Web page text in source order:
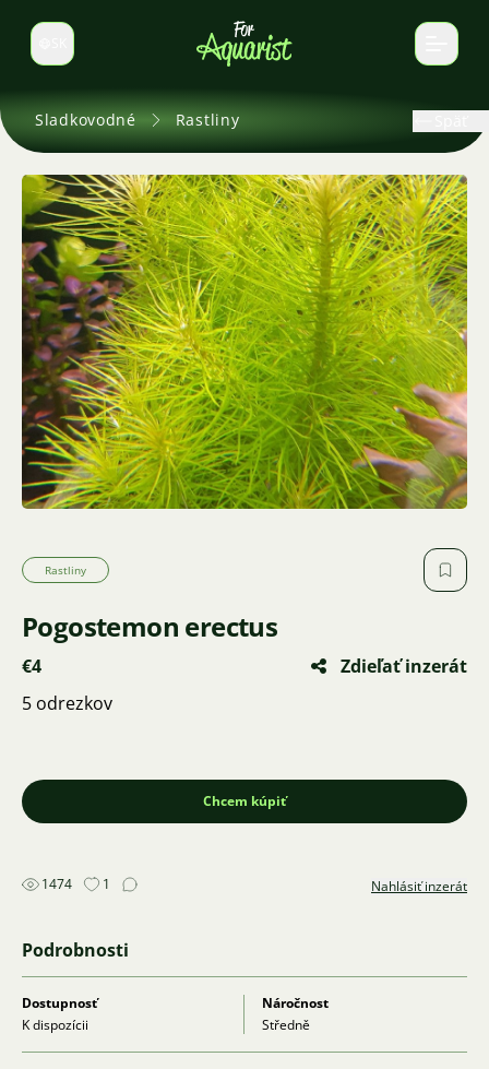
Prepnúť jazyk
Sladkovodné Rastliny
Rastliny
Pogostemon erectus
€4
Zdieľať inzerát
5 odrezkov
Chcem kúpiť
1474 1 Nahlásiť inzerát
Podrobnosti
Dostupnosť
K dispozícii
Náročnost
Středně